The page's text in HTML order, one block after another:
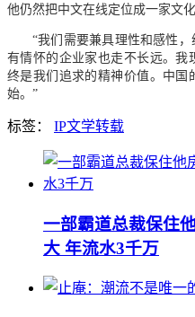
他仍然把中文在线定位成一家文
“我们需要兼具理性和感性
有情怀的企业家也走不长远。我
终是我们追求的精神价值。中国
始。”
标签： IP文学转载
一部霸道总裁保住
大 年流水3千万